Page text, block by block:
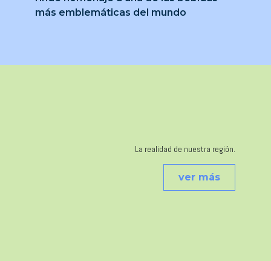
más emblemáticas del mundo
La realidad de nuestra región.
ver más